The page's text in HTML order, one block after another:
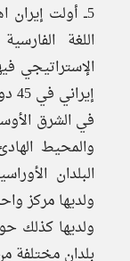
5ــ أولت
اللغة
ولديها كذلك
بلدان مختلفة